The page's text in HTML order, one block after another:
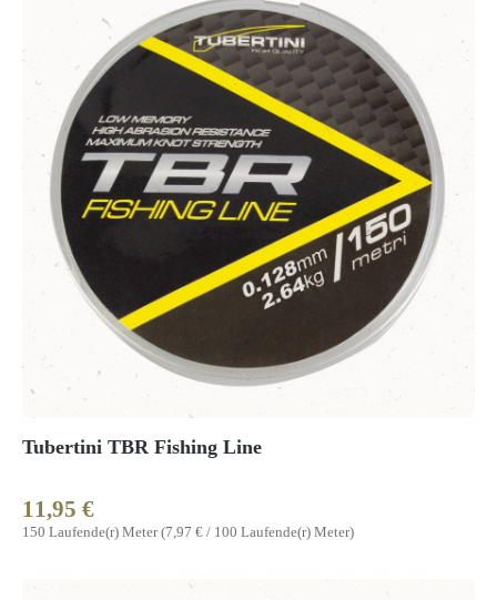
Tubertini TBR Fishing Line
150 Laufende(r) Meter(7,97 € / 100 Laufende(r) Meter)
Regulärer Preis:
11,95 €